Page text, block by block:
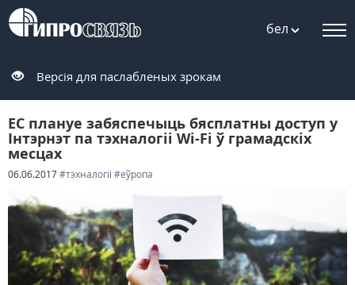
бел
Версія для паслабленых зрокам
ЕС плануе забяспечыць бясплатны доступ у
Інтэрнэт па тэхналогіі Wi-Fi ў грамадскіх
месцах
06.06.2017#тэхналогіі #еўропа